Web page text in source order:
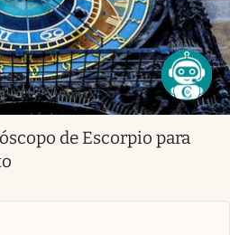
de Escorpio para